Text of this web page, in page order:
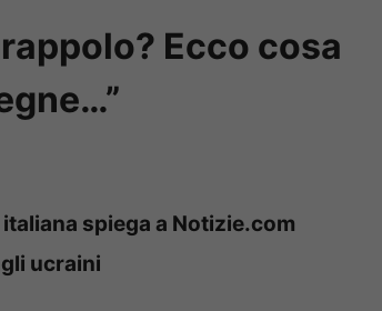
Ecco cosa
italiana spiega a Notizie.com
ucraini